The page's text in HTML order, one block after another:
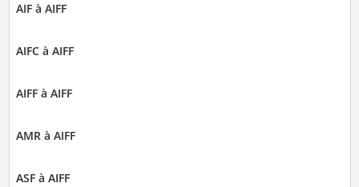
AIF à AIFF
AIFC à AIFF
AIFF à AIFF
AMR à AIFF
ASF à AIFF